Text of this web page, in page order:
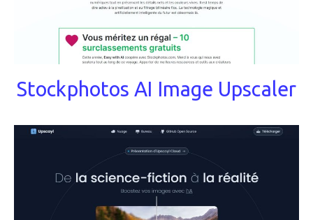
Stockphotos AI Image Upscaler